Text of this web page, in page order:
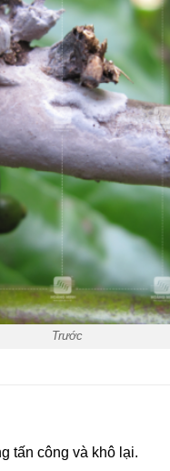
Trước
tấn công và khô lại.